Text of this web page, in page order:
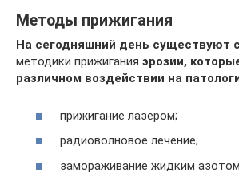
Методы прижигания
На сегодняшний день существуют
методики прижигания эрозии,
различном воздействии на
прижигание лазером;
радиоволновое лечение;
замораживание жидким